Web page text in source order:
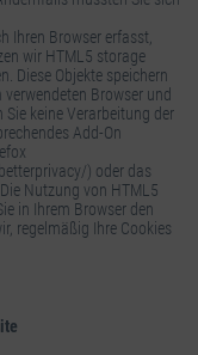
Ihren Browser erfasst,
wir HTML5 storage
Diese Objekte speichern
Browser und
keine Verarbeitung der
Add-On
) oder das
Nutzung von HTML5
in Ihrem Browser den
regelmäßig Ihre Cookies